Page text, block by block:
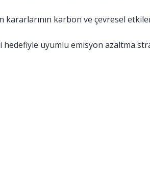
kararlarının karbon ve çevresel
hedefiyle uyumlu emisyon azaltma